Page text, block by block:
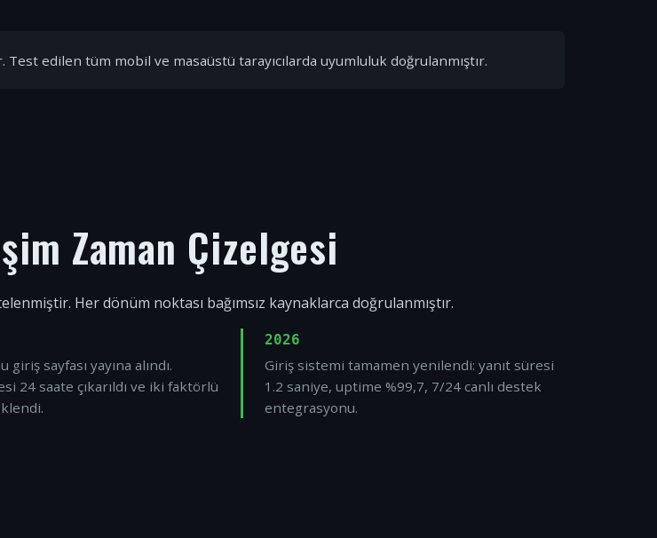
Test edilen tüm mobil ve masaüstü tarayıcılarda uyumluluk doğrulanmıştır.
Zaman Çizelgesi
Her dönüm noktası bağımsız kaynaklarca doğrulanmıştır.
sayfası yayına alındı.
24 saate çıkarıldı ve iki faktörlü
2026
Giriş sistemi tamamen yenilendi: yanıt süresi
1.2 saniye, uptime %99,7, 7/24 canlı destek
entegrasyonu.